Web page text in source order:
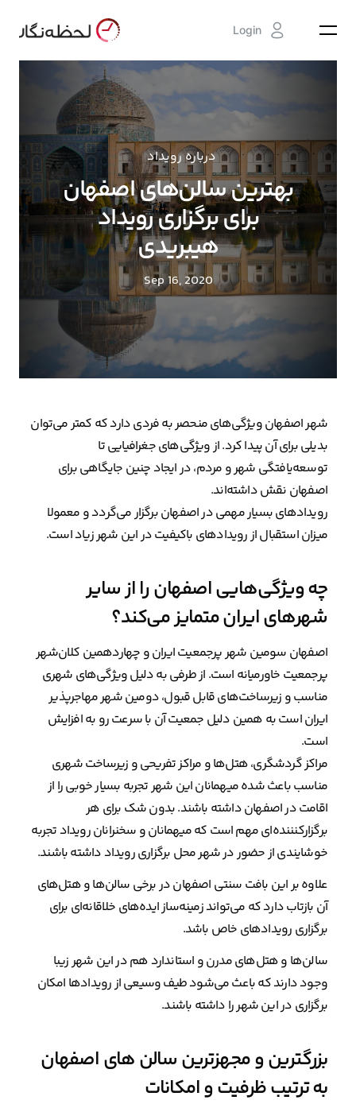
Login
درباره رویداد
بهترین سالن‌های اصفهان
برای برگزاری رویداد
هیبریدی
Sep 16, 2020
شهر اصفهان ویژگی‌های منحصر به فردی دارد که کمتر می‌توان
بدیلی برای آن پیدا کرد. از ویژگی‌های جغرافیایی تا
توسعه‌یافتگی شهر و مردم، در ایجاد چنین جایگاهی برای
اصفهان نقش داشته‌اند.
رویدادهای بسیار مهمی در اصفهان برگزار می‌گردد و معمولا
میزان استقبال از رویدادهای باکیفیت در این شهر زیاد است.
چه ویژگی‌هایی اصفهان را از سایر
شهرهای ایران متمایز می‌کند؟
اصفهان سومین شهر پرجمعیت ایران و چهاردهمین کلان‌شهر
پرجمعیت خاورمیانه است. از طرفی به دلیل ویژگی‌های شهری
مناسب و زیرساخت‌های قابل قبول، دومین شهر مهاجرپذیر
ایران است به همین دلیل جمعیت آن با سرعت رو به افزایش
است.
مراکز گردشگری، هتل‌ها و مراکز تفریحی و زیرساخت شهری
مناسب باعث شده میهمانان این شهر تجربه بسیار خوبی را از
اقامت در اصفهان داشته باشند. بدون شک برای هر
برگزارکنننده‌ای مهم است که میهمانان و سخنرانان رویداد تجربه
خوشایندی از حضور در شهر محل برگزاری رویداد داشته باشند.
علاوه بر این بافت سنتی اصفهان در برخی سالن‌ها و هتل‌های
آن بازتاب دارد که می‌تواند زمینه‌ساز ایده‌های خلاقانه‌ای برای
برگزاری رویدادهای خاص باشد.
سالن‌ها و هتل‌های مدرن و استاندارد هم در این شهر زیبا
وجود دارند که باعث می‌شود طیف وسیعی از رویدادها امکان
برگزاری در این شهر را داشته باشند.
بزرگترین و مجهزترین سالن های اصفهان
به ترتیب ظرفیت و امکانات